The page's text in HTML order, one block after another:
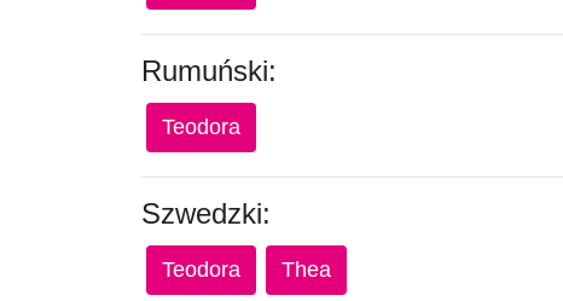
Rumuński:
Teodora
Szwedzki:
Teodora Thea